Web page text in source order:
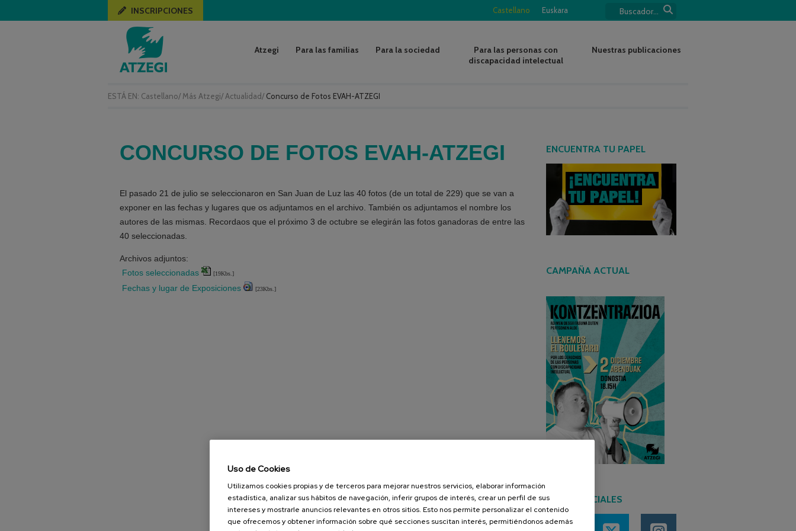
ESTÁ EN: Castellano/ Más Atzegi/ Actualidad/ Concurso de Fotos EVAH-ATZEGI
Castellano Euskara
INSCRIPCIONES
Atzegi Para las familias Para la sociedad
Para las personas con
discapacidad intelectual
Nuestras publicaciones
CONCURSO DE FOTOS EVAH-ATZEGI
El pasado 21 de julio se seleccionaron en San Juan de Luz las 40 fotos (de un total de 229) que se van a
exponer en las fechas y lugares que os adjuntamos en el archivo. También os adjuntamos el nombre los
autores de las mismas. Recordaos que el próximo 3 de octubre se elegirán las fotos ganadoras de entre las
40 seleccionadas.
Archivos adjuntos:
Fotos seleccionadas
[19Kbs.]
Fechas y lugar de Exposiciones [23Kbs.]
ENCUENTRA TU PAPEL
CAMPAÑA ACTUAL
REDES SOCIALES
Uso de Cookies
Utilizamos cookies propias y de terceros para mejorar nuestros servicios, elaborar información
estadística, analizar sus hábitos de navegación, inferir grupos de interés, crear un perfil de sus
intereses y mostrarle anuncios relevantes en otros sitios. Esto nos permite personalizar el contenido
que ofrecemos y obtener información sobre qué secciones suscitan interés, permitiéndonos además